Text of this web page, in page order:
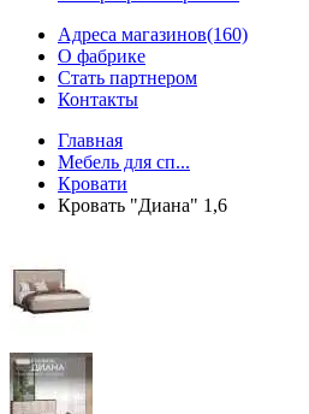
Адреса магазинов(160)
О фабрике
Стать партнером
Контакты
Главная
Мебель для сп...
Кровати
Кровать "Диана" 1,6